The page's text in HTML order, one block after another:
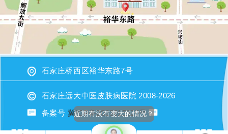
石家庄桥西区裕华东路7号
石家庄远大中医皮肤病医院 2008-2026
备案号 冀ICP备2023015620号
近期有没有变大的情况？